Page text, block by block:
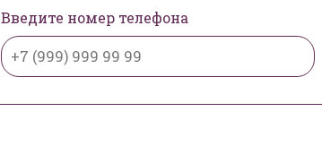
Введите номер телефона